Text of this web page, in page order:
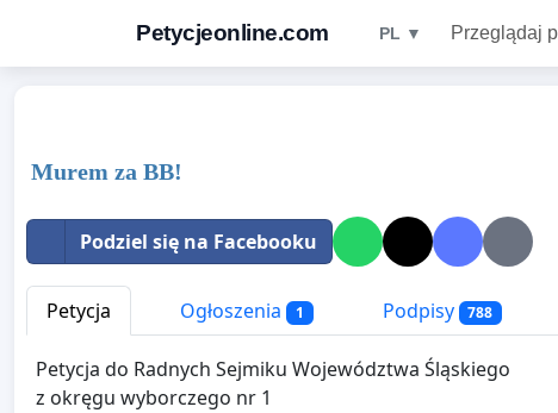
Petycjeonline.com PL ▼ Przeglądaj
Murem za BB!
Podziel się na Facebooku
Petycja Ogłoszenia 1 Podpisy 788
Petycja do Radnych Sejmiku Województwa Śląskiego
z okręgu wyborczego nr 1